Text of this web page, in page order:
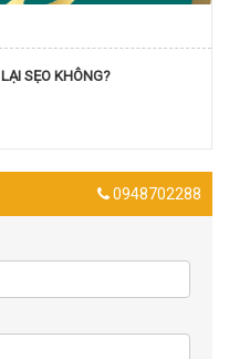
SẸO KHÔNG?
0948702288